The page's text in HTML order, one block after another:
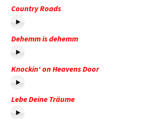
Country Roads
Dehemm is dehemm
Knockin‘ on Heavens Door
Lebe Deine Träume